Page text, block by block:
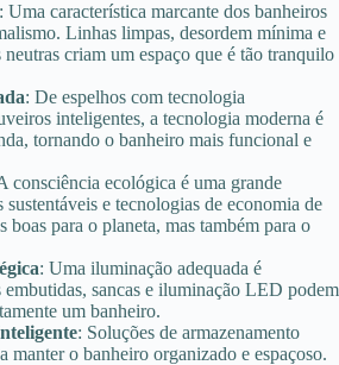
: Uma característica marcante dos banheiros
Linhas limpas, desordem mínima e
neutras criam um espaço que é tão tranquilo
: De espelhos com tecnologia
inteligentes, a tecnologia moderna é
tornando o banheiro mais funcional e
consciência ecológica é uma grande
e tecnologias de economia de
boas para o planeta, mas também para o
: Uma iluminação adequada é
sancas e iluminação LED podem
um banheiro.
: Soluções de armazenamento
manter o banheiro organizado e espaçoso.